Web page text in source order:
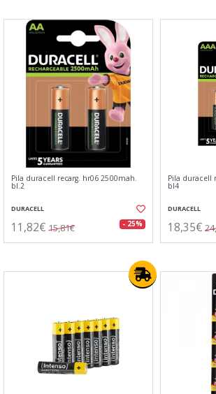
Pila duracell recarg. hr06 2500mah.
bl.2
DURACELL
11,82€ 15,81€ - 25%
Pila duracell
bl4
DURACELL
18,35€